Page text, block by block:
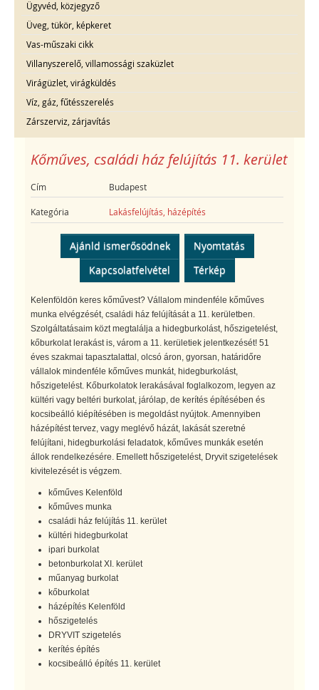
Ügyvéd, közjegyző
Üveg, tükör, képkeret
Vas-műszaki cikk
Villanyszerelő, villamossági szaküzlet
Virágüzlet, virágküldés
Víz, gáz, fűtésszerelés
Zárszerviz, zárjavítás
Kőműves, családi ház felújítás 11. kerület
Cím Budapest
Kategória Lakásfelújítás, házépítés
Ajánld ismerősödnek
Nyomtatás
Kapcsolatfelvétel
Térkép
Kelenföldön keres kőművest? Vállalom mindenféle kőműves
munka elvégzését, családi ház felújítását a 11. kerületben.
Szolgáltatásaim közt megtalálja a hidegburkolást, hőszigetelést,
kőburkolat lerakást is, várom a 11. kerületiek jelentkezését! 51
éves szakmai tapasztalattal, olcsó áron, gyorsan, határidőre
vállalok mindenféle kőműves munkát, hidegburkolást,
hőszigetelést. Kőburkolatok lerakásával foglalkozom, legyen az
kültéri vagy beltéri burkolat, járólap, de kerítés építésében és
kocsibeálló kiépítésében is megoldást nyújtok. Amennyiben
házépítést tervez, vagy meglévő házát, lakását szeretné
felújítani, hidegburkolási feladatok, kőműves munkák esetén
állok rendelkezésére. Emellett hőszigetelést, Dryvit szigetelések
kivitelezését is végzem.
kőműves Kelenföld
kőműves munka
családi ház felújítás 11. kerület
kültéri hidegburkolat
ipari burkolat
betonburkolat XI. kerület
műanyag burkolat
kőburkolat
házépítés Kelenföld
hőszigetelés
DRYVIT szigetelés
kerítés építés
kocsibeálló építés 11. kerület